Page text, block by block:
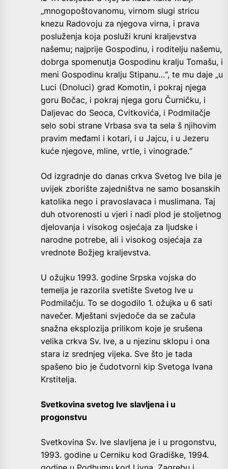
„mnogopoštovanomu, virnom slugi stricu
knezu Radovoju za njegova virna, i prava
posluženja koja posluži kruni kraljevstva
našemu; najprije Gospodinu, i roditelju našemu,
dobrga spomenutja Gospodinu kralju Tomašu, i
meni Gospodinu kralju Stipanu…“, te mu daje „u
Luci (Dnoluci) grad Komotin, i pokraj njega
goru Bočac, i pokraj njega goru Čurničku, i
Daljevac do Seoca, Cvitkovića, i Podmilačje
selo sobi strane Vrbasa sva ta sela š njihovim
pravim međami i kotari, i u Jajcu, i u Jezeru
kuće njegove, mline, vrtle, i vinograde.“
Od izgradnje do danas crkva Svetog Ive bila je
uvijek zborište zajedništva ne samo bosanskih
katolika nego i pravoslavaca i muslimana. Taj
duh otvorenosti u vjeri i nadi plod je stoljetnog
djelovanja i visokog osjećaja za ljudske i
narodne potrebe, ali i visokog osjećaja za
vrednote Božjeg kraljevstva.
U ožujku 1993. godine Srpska vojska do
temelja je razorila svetište Svetog Ive u
Podmilačju. To se dogodilo 1. ožujka u 6 sati
navečer. Mještani svjedoče da se začula
snažna eksplozija prilikom koje je srušena
velika crkva Sv. Ive, a u njezinu sklopu i ona
stara iz srednjeg vijeka. Sve što je tada
spašeno bio je čudotvorni kip Svetoga Ivana
Krstitelja.
Svetkovina svetog Ive slavljena i u
progonstvu
Svetkovina Sv. Ive slavljena je i u progonstvu,
1993. godine u Cerniku kod Gradiške, 1994.